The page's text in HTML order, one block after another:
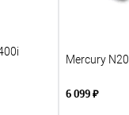
Mercury
6 099 ₽